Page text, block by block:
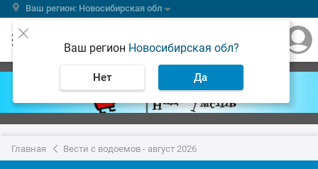
Ваш регион: Новосибирская обл
Ваш регион Новосибирская обл?
Нет Да
Главная Вести с водоемов - август 2026